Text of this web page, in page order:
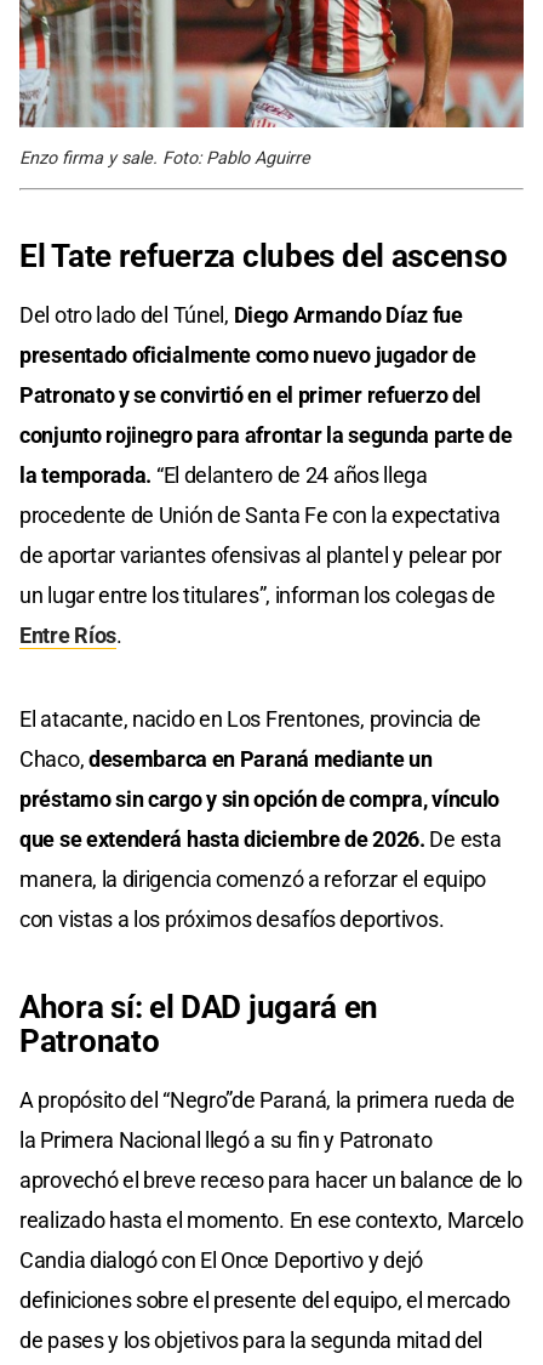
Enzo firma y sale. Foto: Pablo Aguirre
El Tate refuerza clubes del ascenso
Del otro lado del Túnel, Diego Armando Díaz fue
presentado oficialmente como nuevo jugador de
Patronato y se convirtió en el primer refuerzo del
conjunto rojinegro para afrontar la segunda parte de
la temporada. “El delantero de 24 años llega
procedente de Unión de Santa Fe con la expectativa
de aportar variantes ofensivas al plantel y pelear por
un lugar entre los titulares”, informan los colegas de
Entre Ríos.
El atacante, nacido en Los Frentones, provincia de
Chaco,desembarca en Paraná mediante un
préstamo sin cargo y sin opción de compra, vínculo
que se extenderá hasta diciembre de 2026. De esta
manera, la dirigencia comenzó a reforzar el equipo
con vistas a los próximos desafíos deportivos.
Ahora sí: el DAD jugará en
Patronato
A propósito del “Negro”de Paraná, la primera rueda de
la Primera Nacional llegó a su fin y Patronato
aprovechó el breve receso para hacer un balance de lo
realizado hasta el momento. En ese contexto, Marcelo
Candia dialogó con El Once Deportivo y dejó
definiciones sobre el presente del equipo, el mercado
de pases y los objetivos para la segunda mitad del